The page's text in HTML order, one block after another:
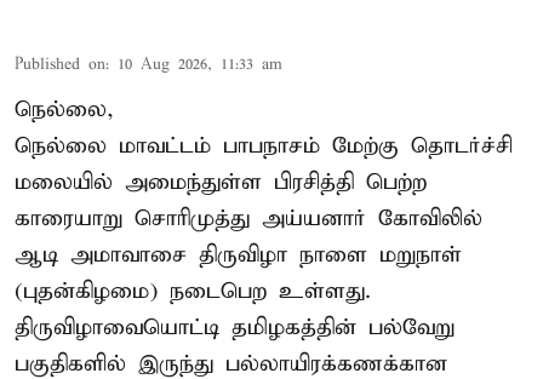
Published on: 10 Aug 2026, 11:33 am
நெல்லை,
நெல்லை மாவட்டம் பாபநாசம் மேற்கு தொடர்ச்சி
மலையில் அமைந்துள்ள பிரசித்தி பெற்ற
காரையாறு சொரிமுத்து அய்யனார் கோவிலில்
ஆடி அமாவாசை திருவிழா நாளை மறுநாள்
(புதன்கிழமை) நடைபெற உள்ளது.
திருவிழாவையொட்டி தமிழகத்தின் பல்வேறு
பகுதிகளில் இருந்து பல்லாயிரக்கணக்கான